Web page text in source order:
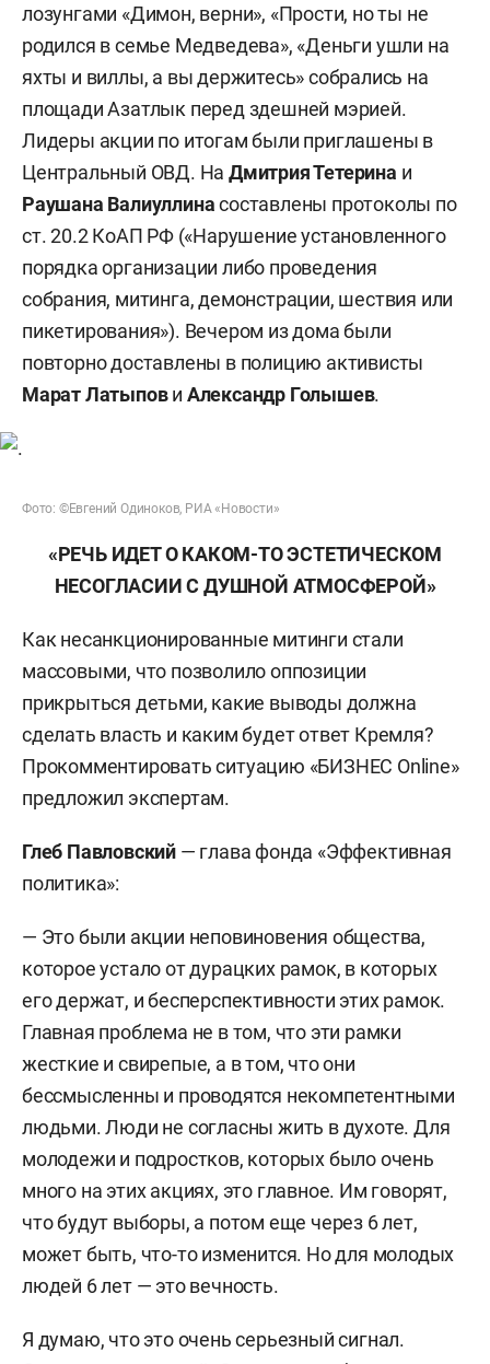
лозунгами «Димон, верни», «Прости, но ты не
родился в семье Медведева», «Деньги ушли на
яхты и виллы, а вы держитесь» собрались на
площади Азатлык перед здешней мэрией.
Лидеры акции по итогам были приглашены в
Центральный ОВД. НаДмитрия Тетерина и
Раушана Валиуллинасоставлены протоколы по
ст. 20.2 КоАП РФ («Нарушение установленного
порядка организации либо проведения
собрания, митинга, демонстрации, шествия или
пикетирования»). Вечером из дома были
повторно доставлены в полицию активисты
Марат Латыпови Александр Голышев.
Фото: ©Евгений Одиноков, РИА «Новости»
«РЕЧЬ ИДЕТ О КАКОМ-ТО ЭСТЕТИЧЕСКОМ
НЕСОГЛАСИИ С ДУШНОЙ АТМОСФЕРОЙ»
Как несанкционированные митинги стали
массовыми, что позволило оппозиции
прикрыться детьми, какие выводы должна
сделать власть и каким будет ответ Кремля?
Прокомментировать ситуацию «БИЗНЕС Online»
предложил экспертам.
Глеб Павловский — глава фонда «Эффективная
политика»:
— Это были акции неповиновения общества,
которое устало от дурацких рамок, в которых
его держат, и бесперспективности этих рамок.
Главная проблема не в том, что эти рамки
жесткие и свирепые, а в том, что они
бессмысленны и проводятся некомпетентными
людьми. Люди не согласны жить в духоте. Для
молодежи и подростков, которых было очень
много на этих акциях, это главное. Им говорят,
что будут выборы, а потом еще через 6 лет,
может быть, что-то изменится. Но для молодых
людей 6 лет — это вечность.
Я думаю, что это очень серьезный сигнал.